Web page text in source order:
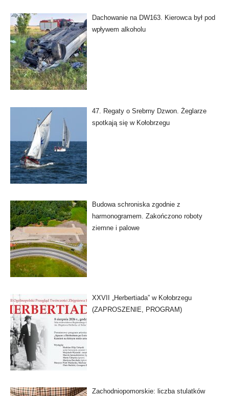
Dachowanie na DW163. Kierowca był pod
wpływem alkoholu
47. Regaty o Srebrny Dzwon. Żeglarze
spotkają się w Kołobrzegu
Budowa schroniska zgodnie z
harmonogramem. Zakończono roboty
ziemne i palowe
XXVII „Herbertiada” w Kołobrzegu
(ZAPROSZENIE, PROGRAM)
Zachodniopomorskie: liczba stulatków